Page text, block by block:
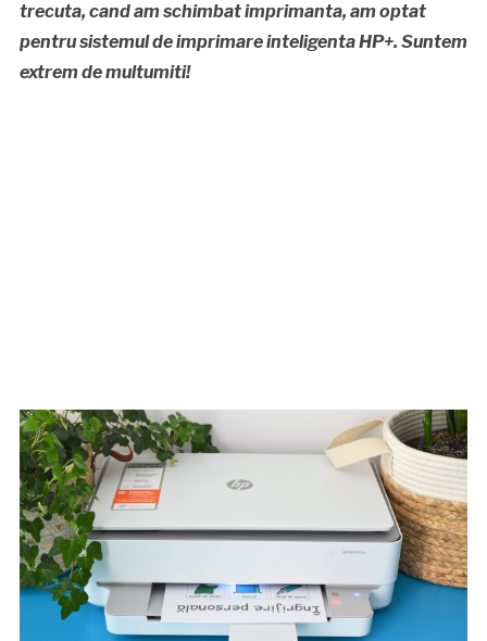
trecuta, cand am schimbat imprimanta, am optat
pentru sistemul de imprimare inteligenta HP+. Suntem
extrem de multumiti!